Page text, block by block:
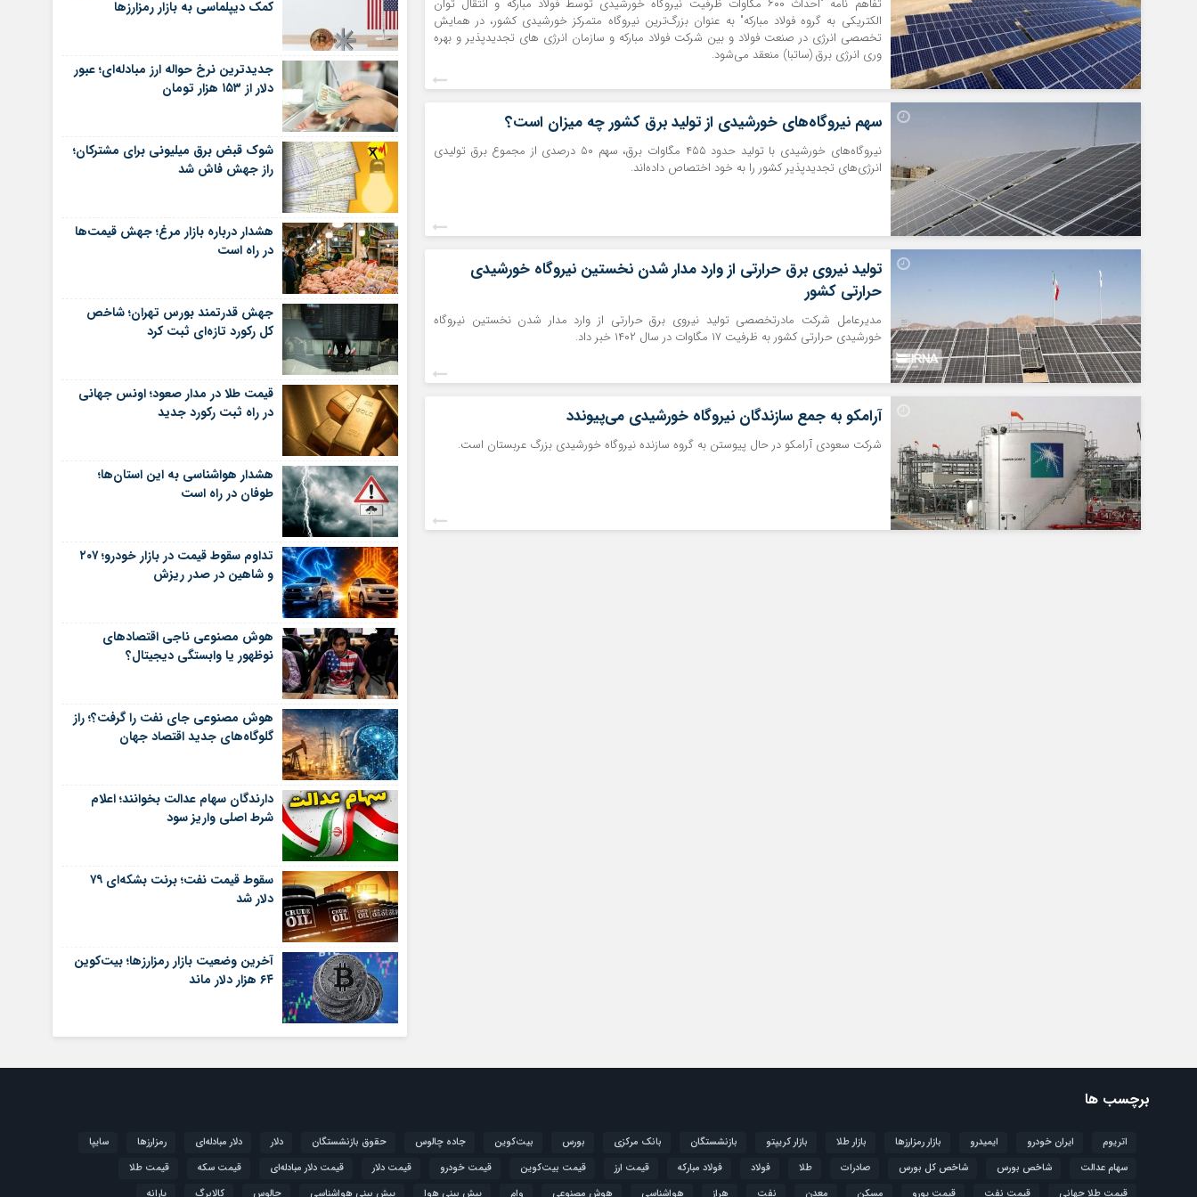
تفاهم نامه "احداث ۶۰۰ مگاوات ظرفیت نیروگاه خورشیدی توسط فولاد مبارکه و انتقال توان
الکتریکی به گروه فولاد مبارکه" به عنوان بزرگ‌ترین نیروگاه متمرکز خورشیدی کشور، در همایش
تخصصی انرژی در صنعت فولاد و بین شرکت فولاد مبارکه و سازمان انرژی های تجدیدپذیر و بهره
وری انرژی برق (ساتبا) منعقد می‌شود.
سهم نیروگاه‌های خورشیدی از تولید برق کشور چه میزان است؟
نیروگاه‌های خورشیدی با تولید حدود ۴۵۵ مگاوات برق، سهم ۵۰ درصدی از مجموع برق تولیدی
انرژی‌های تجدیدپذیر کشور را به خود اختصاص داده‌اند.
تولید نیروی برق حرارتی از وارد مدار شدن نخستین نیروگاه خورشیدی
حرارتی کشور
مدیرعامل شرکت مادرتخصصی تولید نیروی برق حرارتی از وارد مدار شدن نخستین نیروگاه
خورشیدی حرارتی کشور به ظرفیت ۱۷ مگاوات در سال ۱۴۰۲ خبر داد.
آرامکو به جمع سازندگان نیروگاه خورشیدی می‌پیوندد
شرکت سعودی آرامکو در حال پیوستن به گروه سازنده نیروگاه خورشیدی بزرگ عربستان است.
کمک دیپلماسی به بازار رمزارزها
جدیدترین نرخ حواله ارز مبادله‌ای؛ عبور
دلار از ۱۵۳ هزار تومان
شوک قبض برق میلیونی برای مشترکان؛
راز جهش فاش شد
هشدار درباره بازار مرغ؛ جهش قیمت‌ها
در راه است
جهش قدرتمند بورس تهران؛ شاخص
کل رکورد تازه‌ای ثبت کرد
قیمت طلا در مدار صعود؛ اونس جهانی
در راه ثبت رکورد جدید
هشدار هواشناسی به این استان‌ها؛
طوفان در راه است
تداوم سقوط قیمت در بازار خودرو؛ ۲۰۷
و شاهین در صدر ریزش
هوش مصنوعی ناجی اقتصادهای
نوظهور یا وابستگی دیجیتال؟
هوش مصنوعی جای نفت را گرفت؟؛ راز
گلوگاه‌های جدید اقتصاد جهان
دارندگان سهام عدالت بخوانند؛ اعلام
شرط اصلی واریز سود
سقوط قیمت نفت؛ برنت بشکه‌ای ۷۹
دلار شد
آخرین وضعیت بازار رمزارزها؛ بیت‌کوین
۶۴ هزار دلار ماند
برچسب ها
اتریوم ایران خودرو ایمیدرو بازار رمزارزها بازار طلا بازار کریپتو بازنشستگان بانک مرکزی بورس بیت‌کوین جاده چالوس حقوق بازنشستگان دلار دلار مبادله‌ای رمزارزها
سایپا
سهام عدالت
شاخص بورس شاخص کل بورس صادرات طلا فولاد فولاد مبارکه قیمت ارز قیمت بیت‌کوین قیمت خودرو قیمت دلار قیمت دلار مبادله‌ای قیمت سکه
قیمت طلا
قیمت طلا جهانی
قیمت نفت قیمت یورو مسکن معدن نفت هراز هواشناسی هوش مصنوعی وام پیش بینی هوا پیش بینی هواشناسی چالوس کالابرگ یارانه